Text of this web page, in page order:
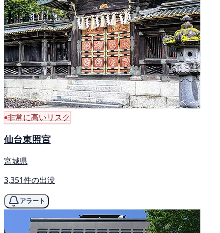
非常に高いリスク
仙台東照宮
宮城県
3,351件の出没
アラート